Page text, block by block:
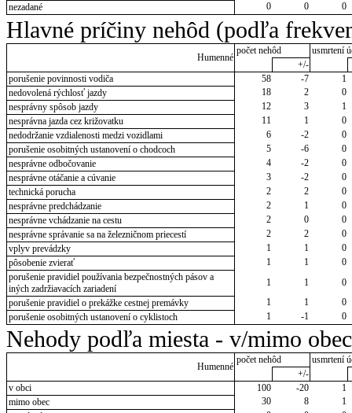
nezadané
0 0 0
Hlavné príčiny nehôd (podľa
Humenné
počet nehôd
usmrtení
+/-
porušenie povinnosti vodiča
58 -7
1
nedovolená rýchlosť jazdy
18 2
0
nesprávny spôsob jazdy
12 3
1
nesprávna jazda cez križovatku
11 1
0
nedodržanie vzdialenosti medzi vozidlami
6 -2
0
porušenie osobitných ustanovení o chodcoch
5 -6
0
nesprávne odbočovanie
4 -2
0
nesprávne otáčanie a cúvanie
3 -2
0
technická porucha
2 2
0
nesprávne predchádzanie
2 1
0
nesprávne vchádzanie na cestu
2 0
0
nesprávne správanie sa na železničnom priecestí
2 2
0
vplyv prevádzky
1 1
0
pôsobenie zvierať
1 1
0
porušenie pravidiel používania bezpečnostných pásov a
iných zadržiavacích zariadení
1 1
0
porušenie pravidiel o prekážke cestnej premávky
1 1
0
porušenie osobitných ustanovení o cyklistoch
1 -1 0
Nehody podľa miesta - v/mimo obec
Humenné
počet nehôd
usmrtení
+/-
v obci
100 -20
1
mimo obec
30 8
1